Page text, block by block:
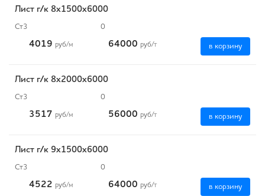
Лист г/к 8х1500х6000
Ст3 0
4019 руб/м 64000 руб/т в корзину
Лист г/к 8х2000х6000
Ст3 0
3517 руб/м 56000 руб/т в корзину
Лист г/к 9х1500х6000
Ст3 0
4522 руб/м 64000 руб/т в корзину